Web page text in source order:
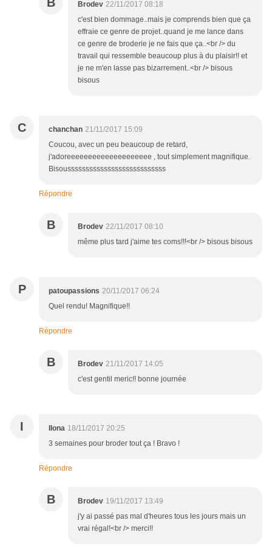
Brodev 22/11/2017 08:18
c'est bien dommage..mais je comprends bien que ça
effraie ce genre de projet..quand je me lance dans
ce genre de broderie je ne fais que ça..<br /> du
travail qui ressemble beaucoup plus à du plaisir!! et
je ne m'en lasse pas bizarrement..<br /> bisous
bisous
C chanchan 21/11/2017 15:09
Coucou, avec un peu beaucoup de retard,
j'adoreeeeeeeeeeeeeeeeeeee , tout simplement magnifique.
Bisousssssssssssssssssssssssssss
Répondre
B Brodev 22/11/2017 08:10
même plus tard j'aime tes coms!!!<br /> bisous bisous
P patoupassions 20/11/2017 06:24
Quel rendu! Magnifique!!
Répondre
B Brodev 21/11/2017 14:05
c'est gentil meric!! bonne journée
I Ilona 18/11/2017 20:25
3 semaines pour broder tout ça ! Bravo !
Répondre
B Brodev 19/11/2017 13:49
j'y ai passé pas mal d'heures tous les jours mais un
vrai régal!<br /> merci!!